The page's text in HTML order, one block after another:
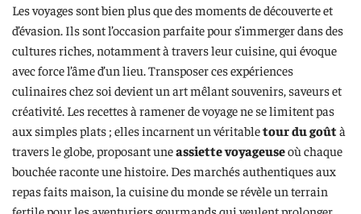
Les voyages sont bien plus que des moments de découverte et
d’évasion. Ils sont l’occasion parfaite pour s’immerger dans des
cultures riches, notamment à travers leur cuisine, qui évoque
avec force l’âme d’un lieu. Transposer ces expériences
culinaires chez soi devient un art mêlant souvenirs, saveurs et
créativité. Les recettes à ramener de voyage ne se limitent pas
aux simples plats ; elles incarnent un véritabletour du goût à
travers le globe, proposant uneassiette voyageuseoù chaque
bouchée raconte une histoire. Des marchés authentiques aux
repas faits maison, la cuisine du monde se révèle un terrain
fertile pour les aventuriers gourmands qui veulent prolonger